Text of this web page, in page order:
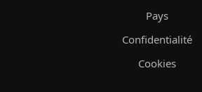
Pays
Confidentialité
Cookies